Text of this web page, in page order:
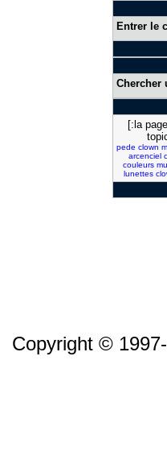
Entrer le
Chercher
[:la
pede clown
arcenciel
couleurs
lunettes
Copyright ©